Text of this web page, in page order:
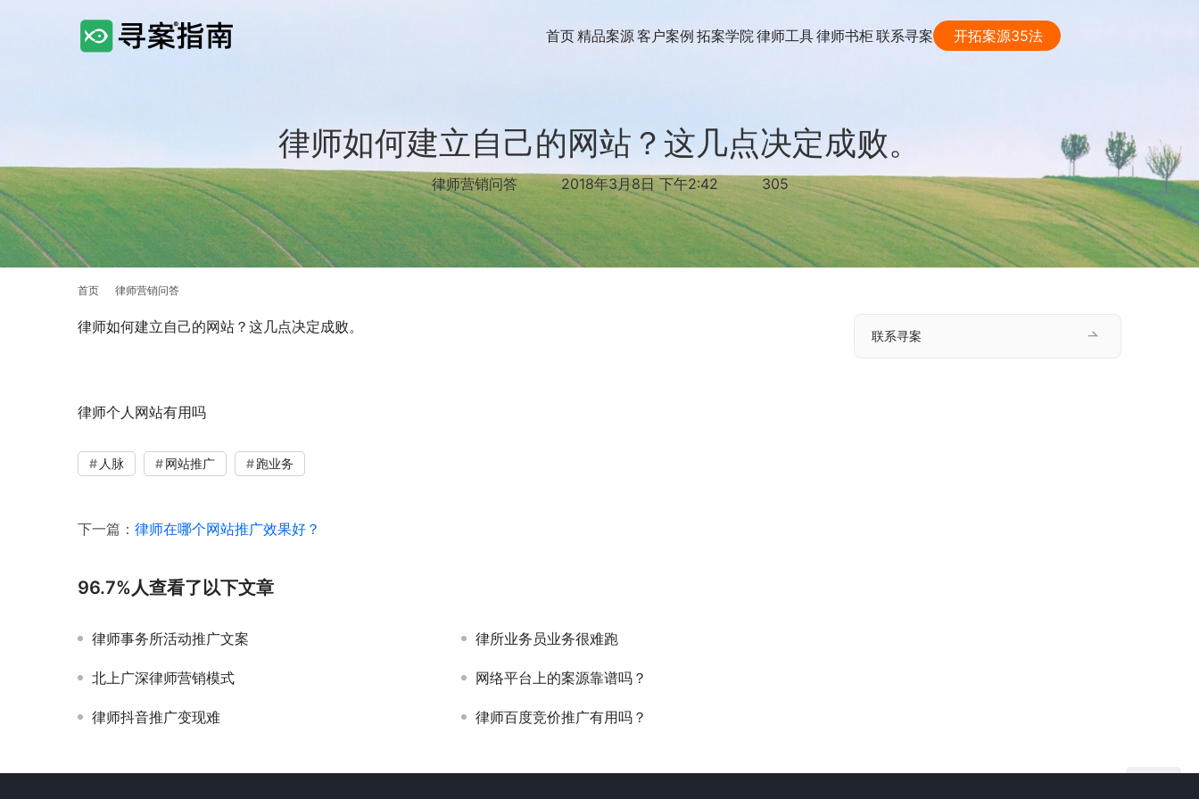
首页精品案源客户案例 拓案学院律师工具律师书柜联系寻案 开拓案源35法
律师如何建立自己的网站？这几点决定成败。
律师营销问答 2018年3月8日 下午2:42 305
首页 律师营销问答
律师如何建立自己的网站？这几点决定成败。
律师个人网站有用吗
人脉 网站推广 跑业务
下一篇： 律师在哪个网站推广效果好？
96.7%人查看了以下文章
律师事务所活动推广文案 律所业务员业务很难跑
北上广深律师营销模式 网络平台上的案源靠谱吗？
律师抖音推广变现难 律师百度竞价推广有用吗？
联系寻案